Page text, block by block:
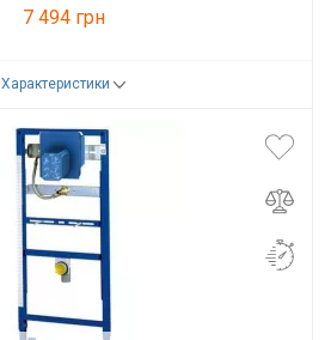
7 494 грн
Характеристики